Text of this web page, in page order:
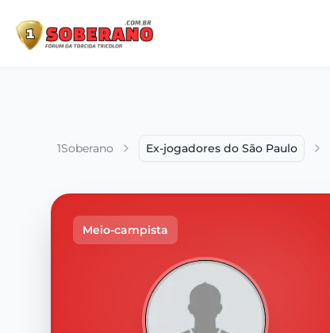
1Soberano Ex-jogadores do São Paulo
Meio-campista